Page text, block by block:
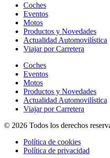
Coches
Eventos
Motos
Productos y Novedades
Actualidad Automovilística
Viajar por Carretera
Coches
Eventos
Motos
Productos y Novedades
Actualidad Automovilística
Viajar por Carretera
© 2026 Todos los derechos
Política de cookies
Política de privacidad